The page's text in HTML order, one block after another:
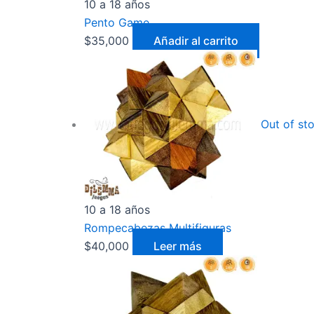
10 a 18 años
Pento Game
$35,000 Añadir al carrito
Out of
10 a 18 años
Rompecabezas Multifiguras
$40,000 Leer más